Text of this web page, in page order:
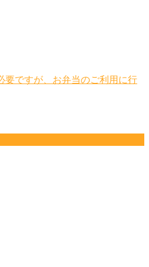
要ですが、お弁当のご利用に行